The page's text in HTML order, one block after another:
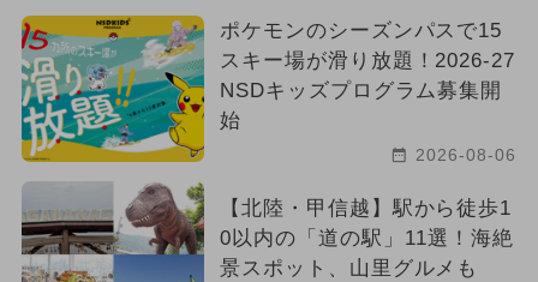
ポケモンのシーズンパスで15
スキー場が滑り放題！2026-27
NSDキッズプログラム募集開
始
2026-08-06
【北陸・甲信越】駅から徒歩1
0以内の「道の駅」11選！海絶
景スポット、山里グルメも